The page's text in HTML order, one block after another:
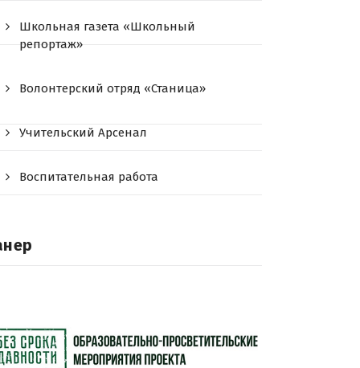
Школьная газета «Школьный
репортаж»
Волонтерский отряд «Станица»
Учительский Арсенал
Воспитательная работа